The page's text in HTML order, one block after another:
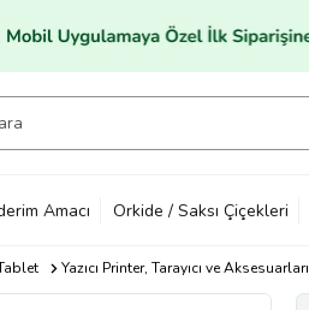
Amacı Orkide / Saksı Çiçekleri
Yazıcı Printer, Tarayıcı ve Aksesuarları